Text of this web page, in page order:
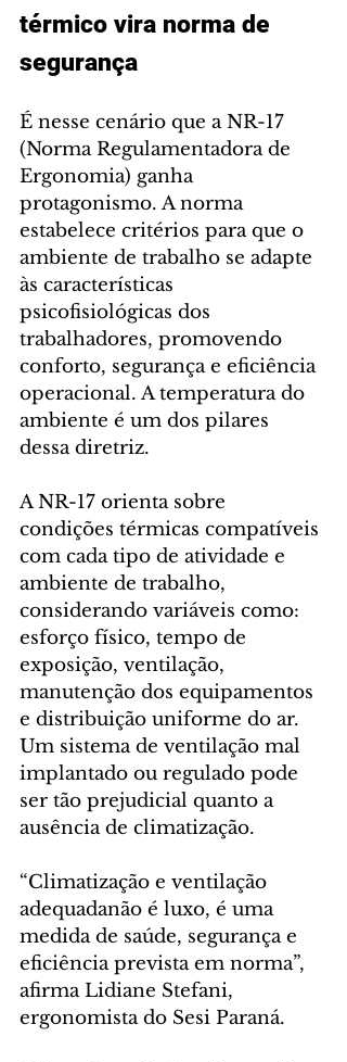
térmico vira norma de
segurança
É nesse cenário que a NR-17
(Norma Regulamentadora de
Ergonomia) ganha
protagonismo. A norma
estabelece critérios para que o
ambiente de trabalho se adapte
às características
psicofisiológicas dos
trabalhadores, promovendo
conforto, segurança e eficiência
operacional. A temperatura do
ambiente é um dos pilares
dessa diretriz.
A NR-17 orienta sobre
condições térmicas compatíveis
com cada tipo de atividade e
ambiente de trabalho,
considerando variáveis como:
esforço físico, tempo de
exposição, ventilação,
manutenção dos equipamentos
e distribuição uniforme do ar.
Um sistema de ventilação mal
implantado ou regulado pode
ser tão prejudicial quanto a
ausência de climatização.
“Climatização e ventilação
adequadanão é luxo, é uma
medida de saúde, segurança e
eficiência prevista em norma”,
afirma Lidiane Stefani,
ergonomista do Sesi Paraná.